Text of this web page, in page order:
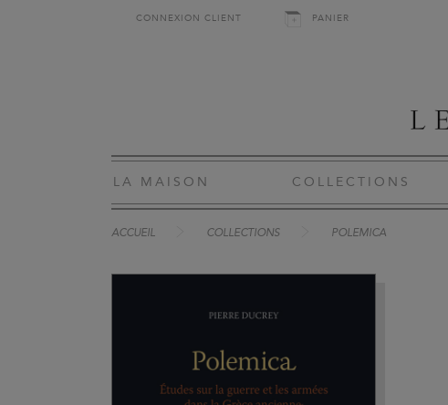
CONNEXION CLIENT PANIER
LA MAISON COLLECTIONS
ACCUEIL COLLECTIONS POLEMICA